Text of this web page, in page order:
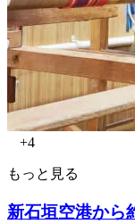
+4
もっと見る
新石垣空港から